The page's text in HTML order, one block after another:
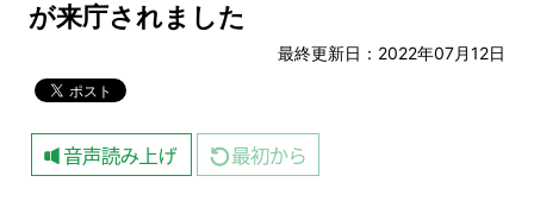
が来庁されました
最終更新日：2022年07月12日